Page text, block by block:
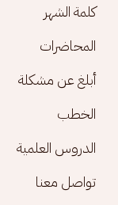
كلمة الشهر
المحاضرات
أبلغ عن مشكلة
الخطب
الدروس العلمية
تواصل معنا